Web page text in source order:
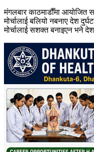
मंगलबार काठमाडौँमा आयोजित
मोर्चालाई बलियो नबनाए देश
मोर्चालाई सशक्त बनाइएन भने